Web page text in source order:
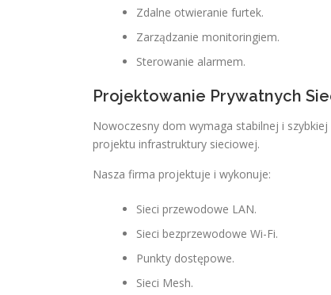
Zdalne otwieranie furtek.
Zarządzanie monitoringiem.
Sterowanie alarmem.
Projektowanie Prywatnych
Nowoczesny dom wymaga stabilnej i
projektu infrastruktury sieciowej.
Nasza firma projektuje i wykonuje:
Sieci przewodowe LAN.
Sieci bezprzewodowe Wi-Fi.
Punkty dostępowe.
Sieci Mesh.